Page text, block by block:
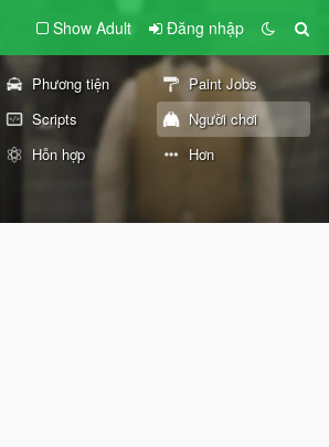
Show Adult Đăng nhập
Phương tiện
Paint Jobs
Scripts
Người chơi
Hỗn hợp Hơn